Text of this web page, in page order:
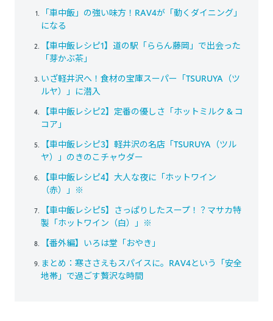
「車中飯」の強い味方！RAV4が「動くダイニング」
になる
【車中飯レシピ1】道の駅「ららん藤岡」で出会った
「芽かぶ茶」
いざ軽井沢へ！食材の宝庫スーパー「TSURUYA（ツ
ルヤ）」に潜入
【車中飯レシピ2】定番の優しさ「ホットミルク & コ
コア」
【車中飯レシピ3】軽井沢の名店「TSURUYA（ツル
ヤ）」のきのこチャウダー
【車中飯レシピ4】大人な夜に「ホットワイン
（赤）」※
【車中飯レシピ5】さっぱりしたスープ！？マサカ特
製「ホットワイン（白）」※
【番外編】いろは堂「おやき」
まとめ：寒ささえもスパイスに。RAV4という「安全
地帯」で過ごす贅沢な時間